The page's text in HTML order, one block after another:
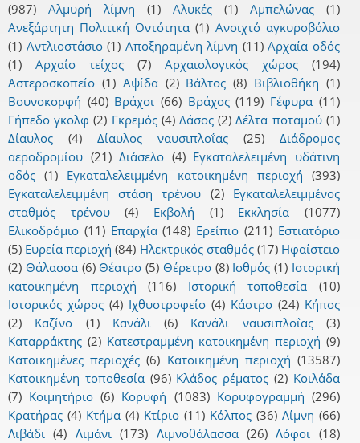
(987)
Αλμυρή λίμνη (1) Αλυκές(1) Αμπελώνας(1)
Ανεξάρτητη Πολιτική Οντότητα (1) Ανοιχτό αγκυροβόλιο
(1) Αντλιοστάσιο(1) Αποξηραμένη λίμνη (11) Αρχαία οδός
(1)
Αρχαίο τείχος(7) Αρχαιολογικός χώρος(194)
Αστεροσκοπείο (1) Αψίδα(2) Βάλτος (8) Βιβλιοθήκη (1)
Βουνοκορφή (40) Βράχοι (66) Βράχος(119) Γέφυρα (11)
Γήπεδο γκολφ (2) Γκρεμός(4) Δάσος (2) Δέλτα ποταμού(1)
Δίαυλος (4) Δίαυλος ναυσιπλοΐας(25)
Διάδρομος
αεροδρομίου (21) Διάσελο (4) Εγκαταλελειμένη υδάτινη
οδός (1) Εγκαταλελειμμένη κατοικημένη περιοχή (393)
Εγκαταλελειμμένη στάση τρένου (2)
Εγκαταλελειμμένος
σταθμός τρένου(4) Εκβολή (1) Εκκλησία (1077)
Ελικοδρόμιο (11) Επαρχία(148) Ερείπιο (211) Εστιατόριο
(5) Ευρεία περιοχή (84) Ηλεκτρικός σταθμός(17) Ηφαίστειο
(2) Θάλασσα(6) Θέατρο (5) Θέρετρο(8) Ισθμός (1) Ιστορική
κατοικημένη περιοχή (116) Ιστορική τοποθεσία (10)
Ιστορικός χώρος(4) Ιχθυοτροφείο(4) Κάστρο(24) Κήπος
(2)
Καζίνο (1) Κανάλι(6) Κανάλι ναυσιπλοΐας(3)
Καταρράκτης (2) Κατεστραμμένη κατοικημένη περιοχή (9)
Κατοικημένες περιοχές (6) Κατοικημένη περιοχή (13587)
Κατοικημένη τοποθεσία(96) Κλάδος ρέματος (2) Κοιλάδα
(7) Κοιμητήριο (6) Κορυφή (1083) Κορυφογραμμή (296)
Κρατήρας (4) Κτήμα(4) Κτίριο(11) Κόλπος(36) Λίμνη (66)
Λιβάδι (4) Λιμάνι(173) Λιμνοθάλασσα(26) Λόφοι (18)